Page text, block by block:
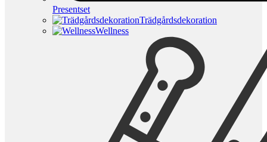
Presentset
Trädgårdsdekoration
Wellness